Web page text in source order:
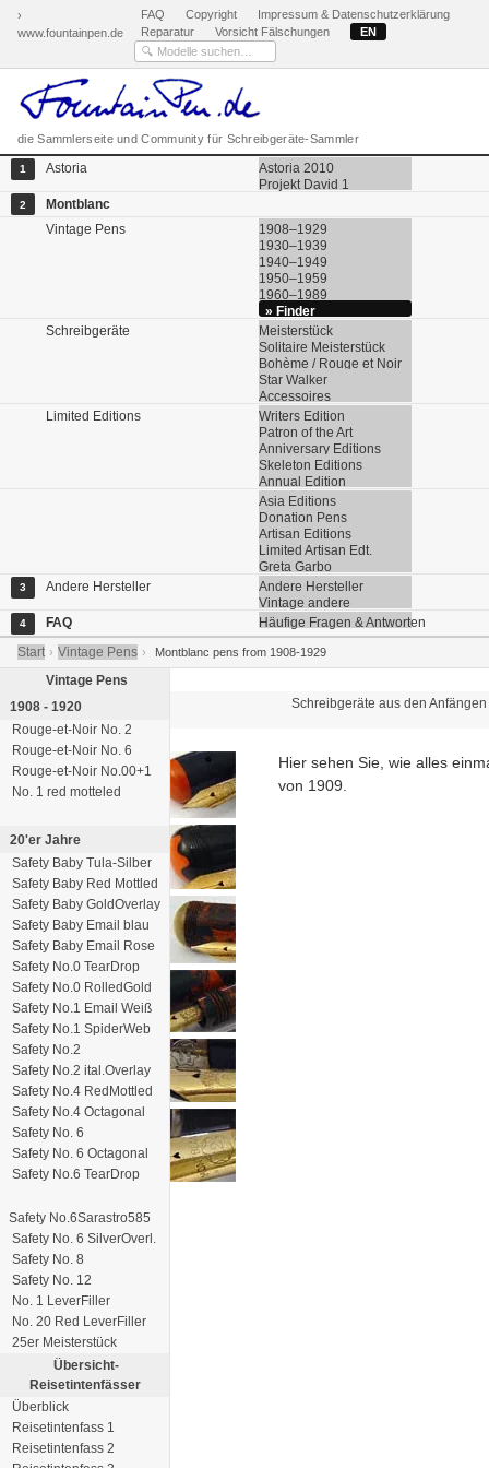
›
www.fountainpen.de
FAQ Copyright
Impressum & Datenschutzerklärung
Reparatur
Vorsicht Fälschungen EN
die Sammlerseite und Community für Schreibgeräte-Sammler
1 Astoria
Astoria 2010
Projekt David 1
2
Montblanc
Vintage Pens
1908–1929
1930–1939
1940–1949
1950–1959
1960–1989
» Finder
Schreibgeräte
Meisterstück
Solitaire Meisterstück
Bohème / Rouge et Noir
Star Walker
Accessoires
Limited Editions
Writers Edition
Patron of the Art
Anniversary Editions
Skeleton Editions
Annual Edition
Asia Editions
Donation Pens
Artisan Editions
Limited Artisan Edt.
Greta Garbo
3 Andere Hersteller
Andere Hersteller
Vintage andere
4 FAQ
Häufige Fragen & Antworten
Start › Vintage Pens › Montblanc pens from 1908-1929
Vintage Pens
1908 - 1920
Rouge-et-Noir No. 2
Rouge-et-Noir No. 6
Rouge-et-Noir No.00+1
No. 1 red motteled
20'er Jahre
Safety Baby Tula-Silber
Safety Baby Red Mottled
Safety Baby GoldOverlay
Safety Baby Email blau
Safety Baby Email Rose
Safety No.0 TearDrop
Safety No.0 RolledGold
Safety No.1 Email Weiß
Safety No.1 SpiderWeb
Safety No.2
Safety No.2 ital.Overlay
Safety No.4 RedMottled
Safety No.4 Octagonal
Safety No. 6
Safety No. 6 Octagonal
Safety No.6 TearDrop
Safety No.6Sarastro585
Safety No. 6 SilverOverl.
Safety No. 8
Safety No. 12
No. 1 LeverFiller
No. 20 Red LeverFiller
25er Meisterstück
Übersicht-
Reisetintenfässer
Überblick
Reisetintenfass 1
Reisetintenfass 2
Schreibgeräte aus den
Hier sehen Sie, wie alles
von 1909.